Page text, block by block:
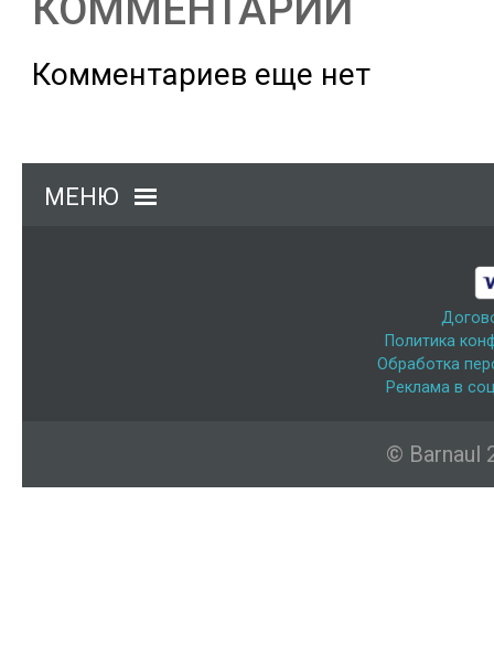
Комментариев еще нет
МЕНЮ
Политика
Обработка
Реклама в
© Barnaul